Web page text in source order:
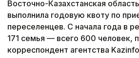
Восточно-Казахстанская
выполнила годовую квоту по
переселенцев. С начала года в
171 семья — всего 600 человек,
корреспондент агентства